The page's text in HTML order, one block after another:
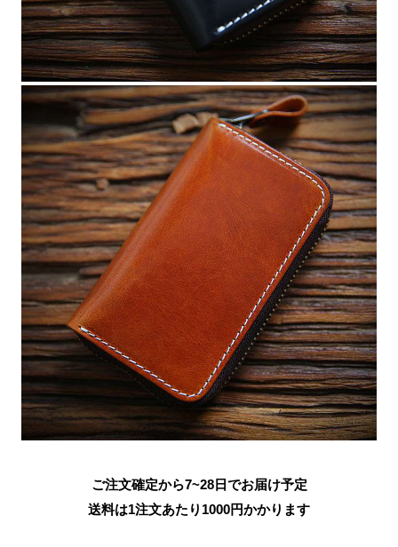
ご注文確定から7~28日でお届け予定
送料は1注文あたり 1000円かかります